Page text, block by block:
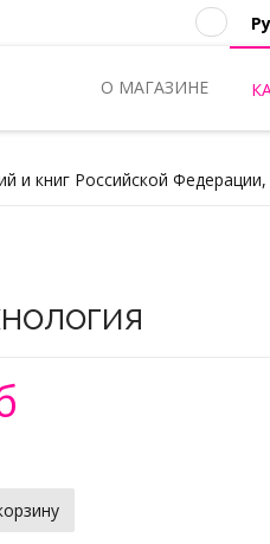
О МАГАЗИНЕ
и книг Российской